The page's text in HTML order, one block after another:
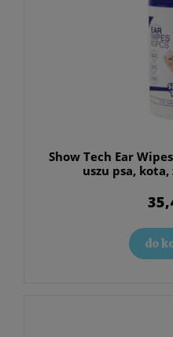
Show Tech Ear
uszu psa,
do